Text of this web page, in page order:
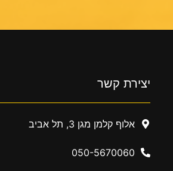
יצירת קשר
אלוף קלמן מגן 3, תל אביב
050-5670060